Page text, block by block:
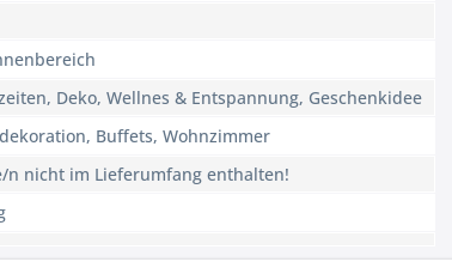
Deko, Wellnes & Entspannung, Geschenkidee
Buffets, Wohnzimmer
n nicht im Lieferumfang enthalten!